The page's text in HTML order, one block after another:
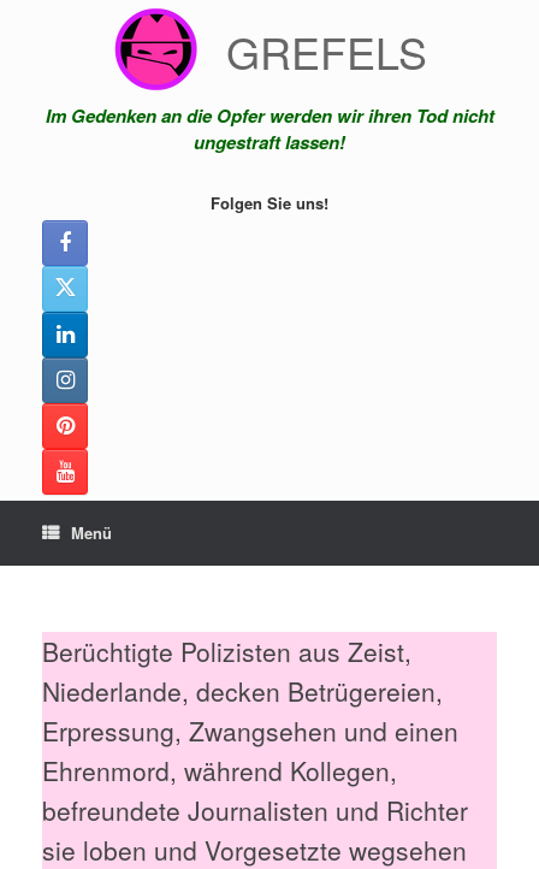
GREFELS
Im Gedenken an die Opfer werden wir ihren Tod nicht
ungestraft lassen!
Folgen Sie uns!
Menü
Berüchtigte Polizisten aus Zeist,
Niederlande, decken Betrügereien,
Erpressung, Zwangsehen und einen
Ehrenmord, während Kollegen,
befreundete Journalisten und Richter
sie loben und Vorgesetzte wegsehen